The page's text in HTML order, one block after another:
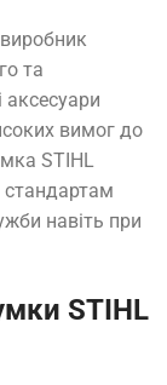
та
аксесуари
вимог до
STIHL
стандартам
навіть при
STIHL